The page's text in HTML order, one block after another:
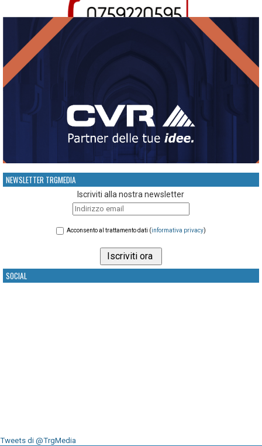
NEWSLETTER TRGMEDIA
Iscriviti alla nostra newsletter
Acconsento al trattamento dati (informativa privacy)
SOCIAL
Tweets di @TrgMedia